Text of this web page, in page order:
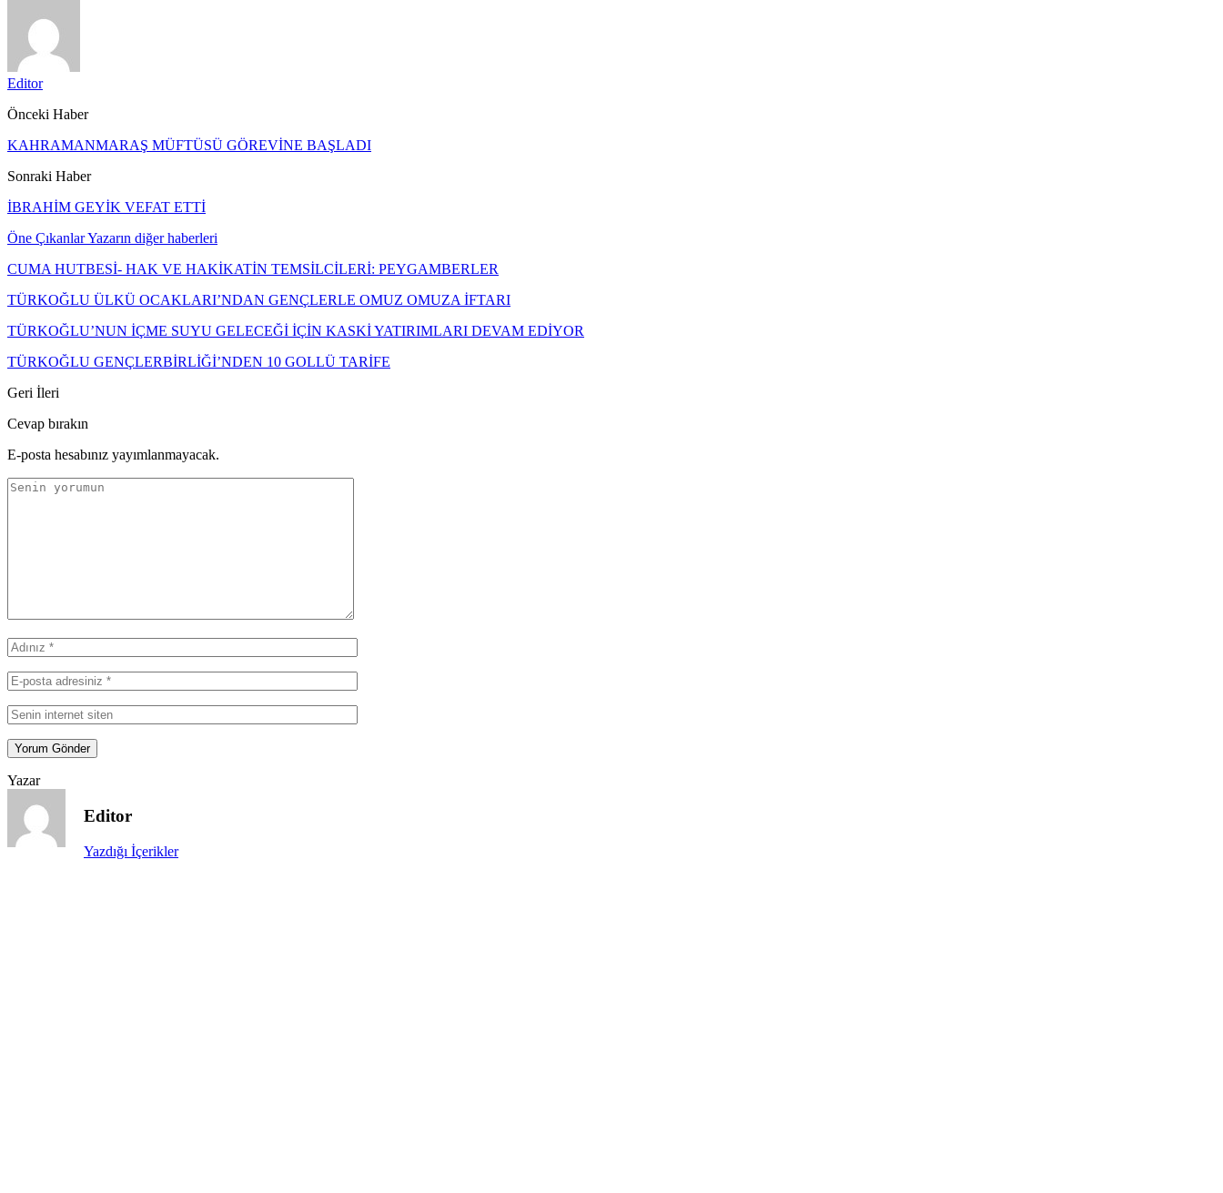
Editor
Önceki Haber
KAHRAMANMARAŞ MÜFTÜSÜ GÖREVİNE BAŞLADI
Sonraki Haber
İBRAHİM GEYİK VEFAT ETTİ
Öne ÇıkanlarYazarın diğer haberleri
CUMA HUTBESİ- HAK VE HAKİKATİN TEMSİLCİLERİ: PEYGAMBERLER
TÜRKOĞLU ÜLKÜ OCAKLARI’NDAN GENÇLERLE OMUZ OMUZA İFTARI
TÜRKOĞLU’NUN İÇME SUYU GELECEĞİ İÇİN KASKİ YATIRIMLARI DEVAM EDİYOR
TÜRKOĞLU GENÇLERBİRLİĞİ’NDEN 10 GOLLÜ TARİFE
Geri İleri
Cevap bırakın
E-posta hesabınız yayımlanmayacak.
Yazar
Editor
Yazdığı İçerikler